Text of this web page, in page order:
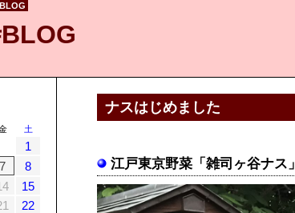
BLOG
土
1
7
8
15
22
ナスはじめました
江戸東京野菜「雑司ヶ谷ナス」